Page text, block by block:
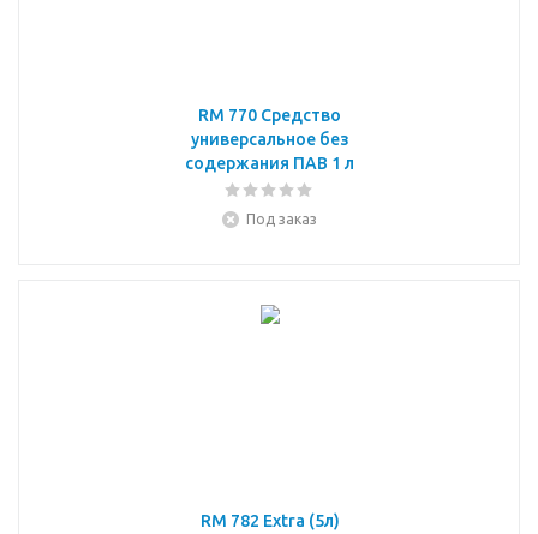
RM 770 Средство
универсальное без
содержания ПАВ 1 л
Под заказ
RM 782 Extra (5л)